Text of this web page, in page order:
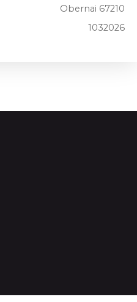
Obernai 67210
1032026